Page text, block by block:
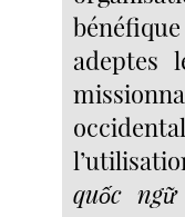
adeptes
quốc ngữ